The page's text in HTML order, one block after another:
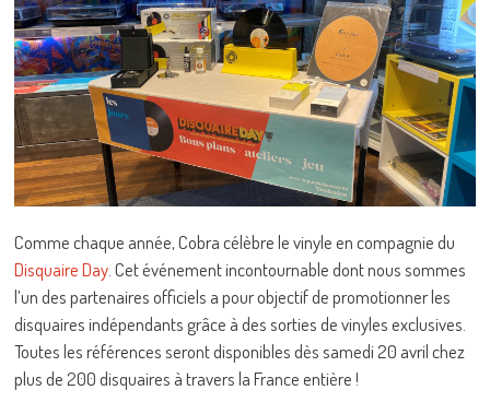
Comme chaque année, Cobra célèbre le vinyle en compagnie du
Disquaire Day . Cet événement incontournable dont nous sommes
l’un des partenaires officiels a pour objectif de promotionner les
disquaires indépendants grâce à des sorties de vinyles exclusives.
Toutes les références seront disponibles dès samedi 20 avril chez
plus de 200 disquaires à travers la France entière !